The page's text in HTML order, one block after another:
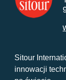
Sitour
innowacji